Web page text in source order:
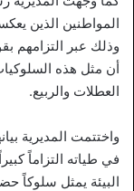
المواطنين الذين
وذلك عبر التزامهم
أن مثل هذه
العطلات والربيع.
واختتمت المديرية
في طياته التزاماً
البيئة يمثل سلوكاً